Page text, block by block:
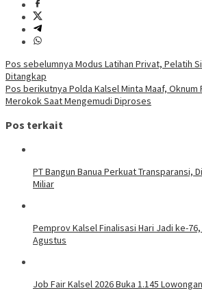
Navigasi
pos
Pos sebelumnya Modus Latihan Privat, Pelatih
Ditangkap
Pos berikutnya Polda Kalsel Minta Maaf, Oknum
Merokok Saat Mengemudi Diproses
Pos terkait
PT Bangun Banua Perkuat Transparansi,
Miliar
Pemprov Kalsel Finalisasi Hari Jadi ke-
Agustus
Job Fair Kalsel 2026 Buka 1.145